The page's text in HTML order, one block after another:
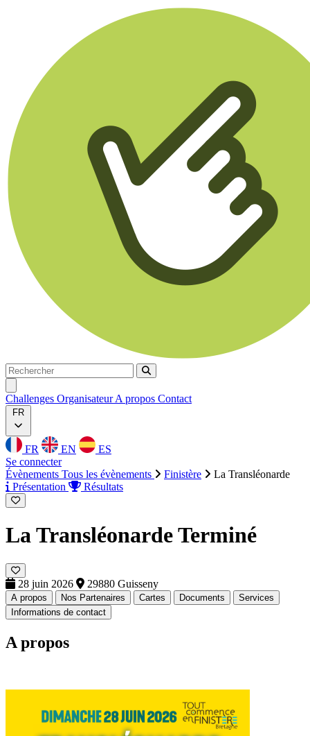
Rechercher
Rechercher
Challenges OrganisateurA propos Contact
FR
FR EN
ES
Se connecter
Évènements Tous les évènements Finistère
La Transléonarde
Présentation
Résultats
La TransléonardeTerminé
28 juin 2026 29880 Guisseny
A propos Nos Partenaires Cartes Documents
Services
Informations de contact
A propos